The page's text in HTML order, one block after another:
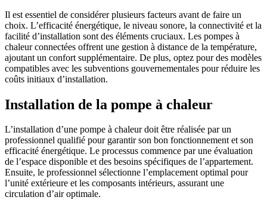
Il est essentiel de considérer plusieurs facteurs avant de faire un
choix. L’efficacité énergétique, le niveau sonore, la connectivité et la
facilité d’installation sont des éléments cruciaux. Les pompes à
chaleur connectées offrent une gestion à distance de la température,
ajoutant un confort supplémentaire. De plus, optez pour des modèles
compatibles avec les subventions gouvernementales pour réduire les
coûts initiaux d’installation.
Installation de la pompe à chaleur
L’installation d’une pompe à chaleur doit être réalisée par un
professionnel qualifié pour garantir son bon fonctionnement et son
efficacité énergétique. Le processus commence par une évaluation
de l’espace disponible et des besoins spécifiques de l’appartement.
Ensuite, le professionnel sélectionne l’emplacement optimal pour
l’unité extérieure et les composants intérieurs, assurant une
circulation d’air optimale.